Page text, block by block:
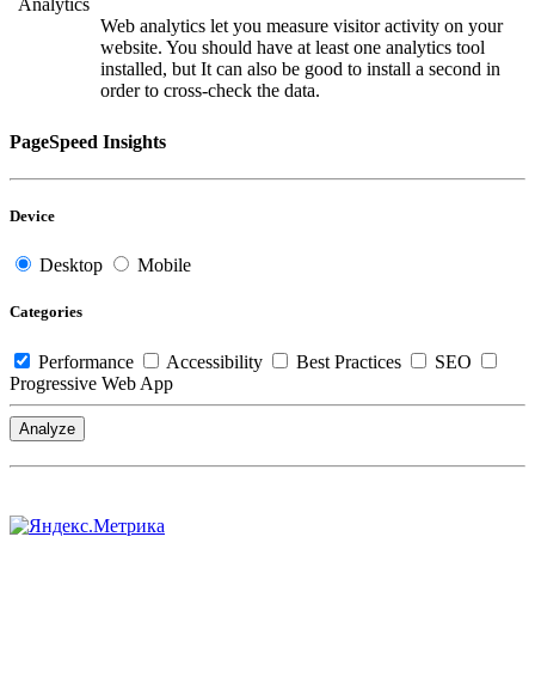
Analytics
Web analytics let you measure visitor activity on your
website. You should have at least one analytics tool
installed, but It can also be good to install a second in
order to cross-check the data.
PageSpeed Insights
Device
Desktop Mobile
Categories
Performance Accessibility Best Practices
SEO
Progressive Web App
Analyze